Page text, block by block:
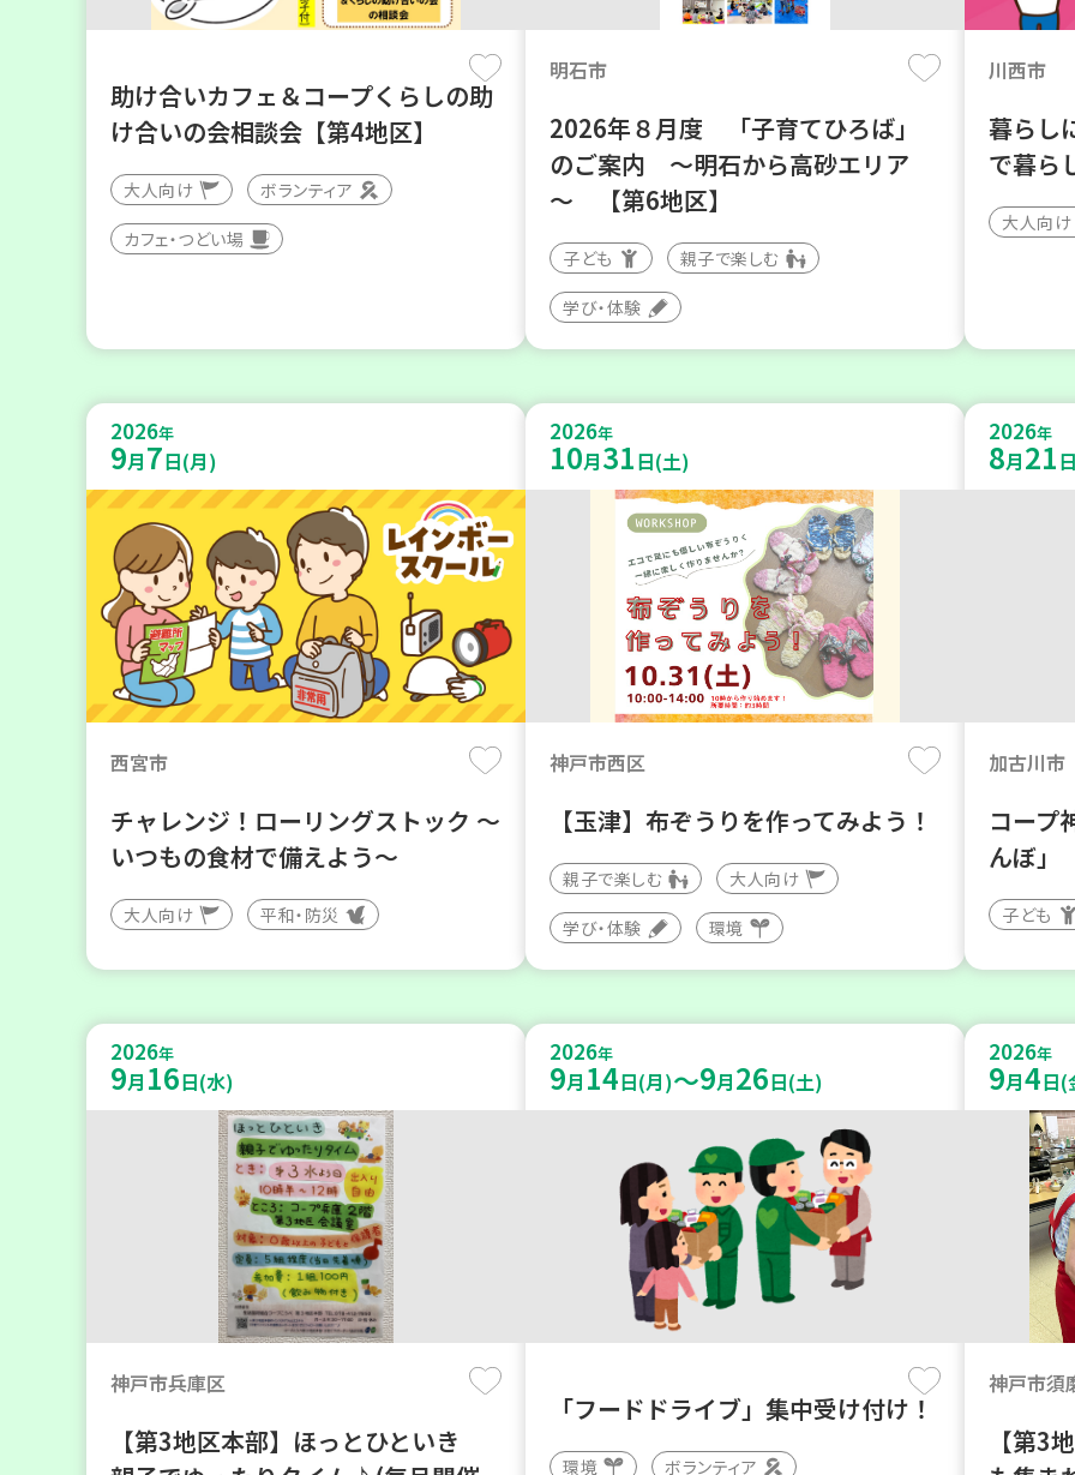
助け合いカフェ＆コープくらしの助
け合いの会相談会【第4地区】
大人向け ボランティア
カフェ・つどい場
明石市
2026年８月度 「子育てひろば」
のご案内 ～明石から高砂エリア
～ 【第6地区】
子ども 親子で楽しむ
学び・体験
川西市
暮らし
で暮ら
大人向け
2026年
9月7日(月)
西宮市
チャレンジ！ローリングストック ～
いつもの食材で備えよう～
大人向け 平和・防災
2026年
10月31日(土)
神戸市西区
【玉津】布ぞうりを作ってみよう！
親子で楽しむ 大人向け
学び・体験 環境
2026年
8月21
加古川市
コープ
んぼ」
子ども
2026年
9月 16日(水)
神戸市兵庫区
【第3地区本部】ほっとひといき
2026年
9月 14日(月)～9月26日(土)
「フードドライブ」集中受け付け！
環境 ボランティア
2026年
9月4日(
神戸市須
【第3